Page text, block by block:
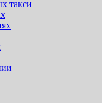
такси